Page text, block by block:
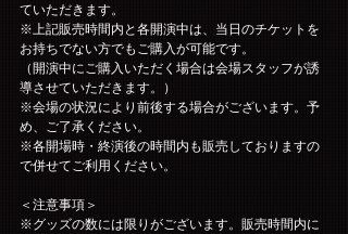
ていただきます。
※上記販売時間内と各開演中は、当日のチケットを
お持ちでない方でもご購入が可能です。
（開演中にご購入いただく場合は会場スタッフが誘
導させていただきます。）
※会場の状況により前後する場合がございます。予
め、ご了承ください。
※各開場時・終演後の時間内も販売しておりますの
で併せてご利用ください。
＜注意事項＞
※グッズの数には限りがございます。販売時間内に